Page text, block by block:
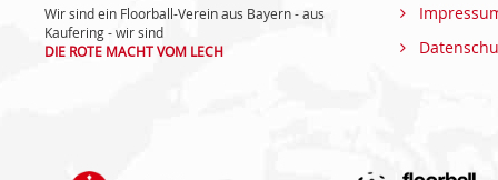
Wir sind ein Floorball-Verein aus Bayern - aus
Kaufering - wir sind
DIE ROTE MACHT VOM LECH